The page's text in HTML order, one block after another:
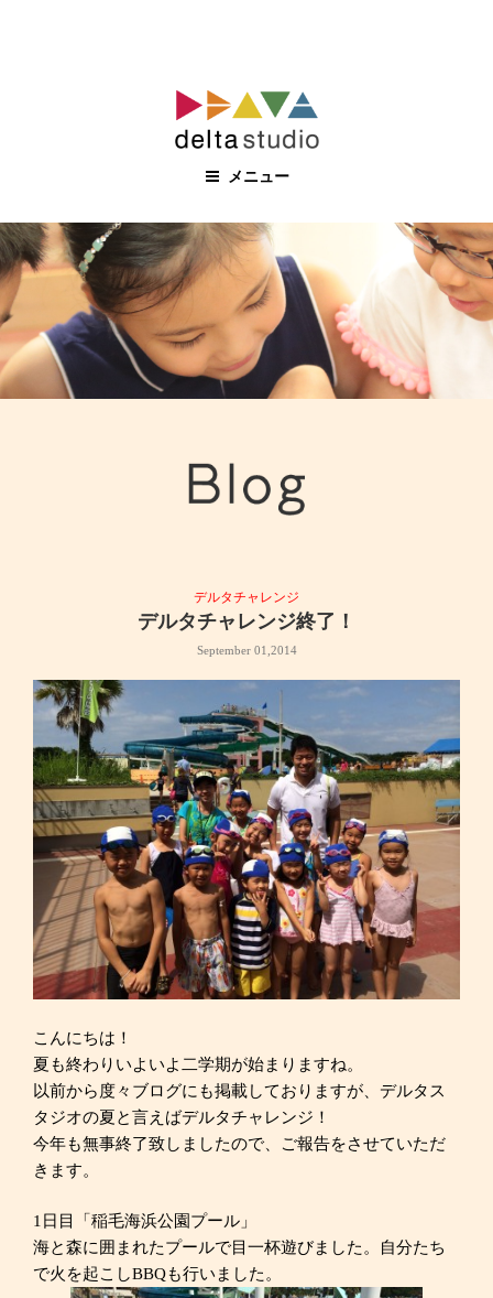
へ
ス
キ
ッ
プ
メニュー
デルタチャレンジ
デルタチャレンジ終了！
September 01,2014
こんにちは！
夏も終わりいよいよ二学期が始まりますね。
以前から度々ブログにも掲載しておりますが、デルタス
タジオの夏と言えばデルタチャレンジ！
今年も無事終了致しましたので、ご報告をさせていただ
きます。
1日目「稲毛海浜公園プール」
海と森に囲まれたプールで目一杯遊びました。自分たち
で火を起こしBBQも行いました。